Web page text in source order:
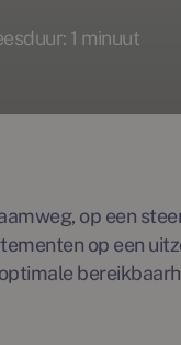
1 minuut
op een
op een